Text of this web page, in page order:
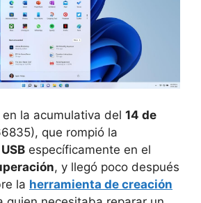
la acumulativa del 14 de
que rompió la
específicamente en el
, y llegó poco después
la herramienta de creación